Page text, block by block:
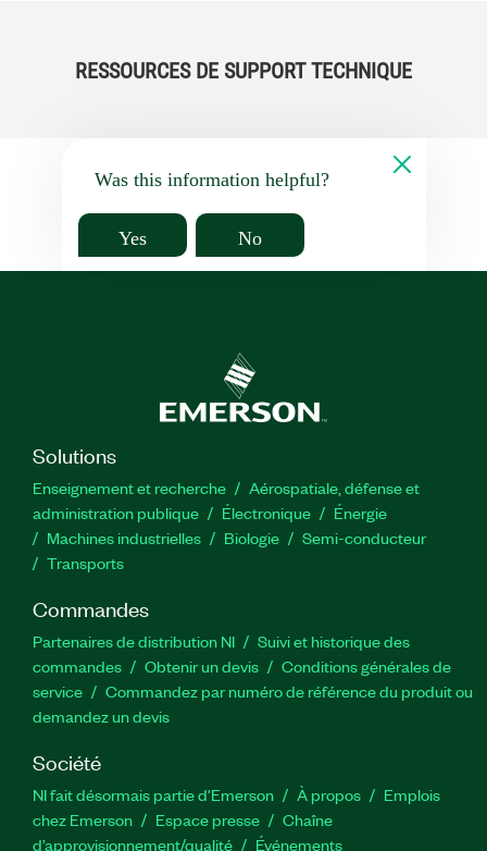
RESSOURCES DE SUPPORT TECHNIQUE
Was this information helpful?
Yes No
Solutions
Enseignement et recherche
Aérospatiale, défense et
administration publique
Électronique
Énergie​
Machines industrielles
Biologie
Semi-conducteur
Transports
Commandes
Partenaires de distribution NI
Suivi et historique des
commandes
Obtenir un devis
Conditions générales de
service
Commandez par numéro de référence du produit ou
demandez un devis
Société
NI fait désormais partie d'Emerson À propos
Emplois
chez Emerson
Espace presse
Chaîne
d’approvisionnement/qualité
Événements